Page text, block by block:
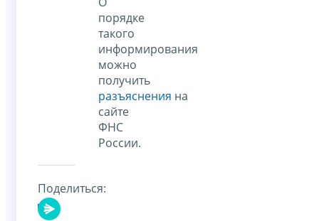
порядке
такого
информирования
можно
получить
разъяснения на
сайте
ФНС
России.
Поделиться: